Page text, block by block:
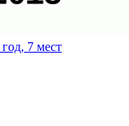
7 мест